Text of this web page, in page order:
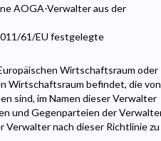
AOGA-Verwalter aus der
61/EU festgelegte
Wirtschaftsraum oder
Wirtschaftsraum befindet, die von
sind, im Namen dieser Verwalter
und Gegenparteien der
nach dieser Richtlinie zu